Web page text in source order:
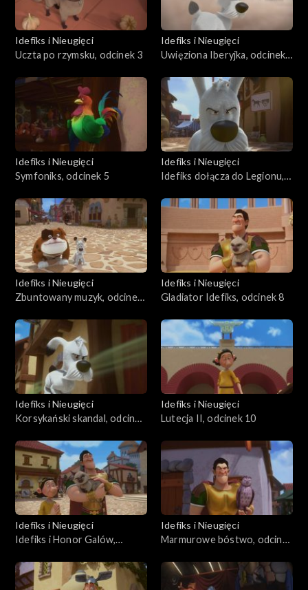
Idefiks i Nieugięci
Uczta po rzymsku, odcinek 3
Idefiks i Nieugięci
Uwięziona Iberyjka, odcinek
Idefiks i Nieugięci
Symfoniks, odcinek 5
Idefiks i Nieugięci
Idefiks dołącza do Legionu,
Idefiks i Nieugięci
Zbuntowany muzyk, odcinek
Idefiks i Nieugięci
Gladiator Idefiks, odcinek 8
Idefiks i Nieugięci
Korsykański skandal, odcinek
Idefiks i Nieugięci
Lutecja II, odcinek 10
Idefiks i Nieugięci
Idefiks i Honor Galów,
Idefiks i Nieugięci
Marmurowe bóstwo, odcinek